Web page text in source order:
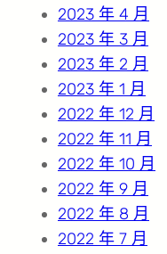
2023 年 4 月
2023 年 3 月
2023 年 2 月
2023 年 1 月
2022 年 12 月
2022 年 11 月
2022 年 10 月
2022 年 9 月
2022 年 8 月
2022 年 7 月